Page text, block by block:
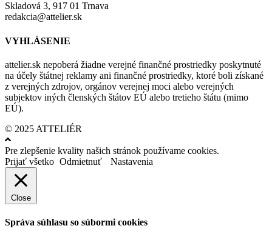
Skladová 3, 917 01 Trnava
redakcia@attelier.sk
VYHLÁSENIE
attelier.sk nepoberá žiadne verejné finančné prostriedky poskytnuté
na účely štátnej reklamy ani finančné prostriedky, ktoré boli získané
z verejných zdrojov, orgánov verejnej moci alebo verejných
subjektov iných členských štátov EÚ alebo tretieho štátu (mimo
EÚ).
© 2025 ATTELIÉR
Pre zlepšenie kvality našich stránok používame cookies.
Prijať všetko Odmietnuť Nastavenia
Close
Správa súhlasu so súbormi cookies